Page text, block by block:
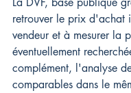
retrouver le prix d'achat
vendeur et à mesurer la
éventuellement
complément, l'analyse
comparables dans le